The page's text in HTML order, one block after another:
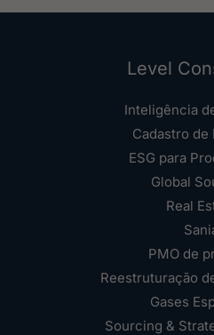
Level
Inteligência
Cadastro de
ESG para
Global
Real
PMO de
Reestruturação
Gases
Sourcing &